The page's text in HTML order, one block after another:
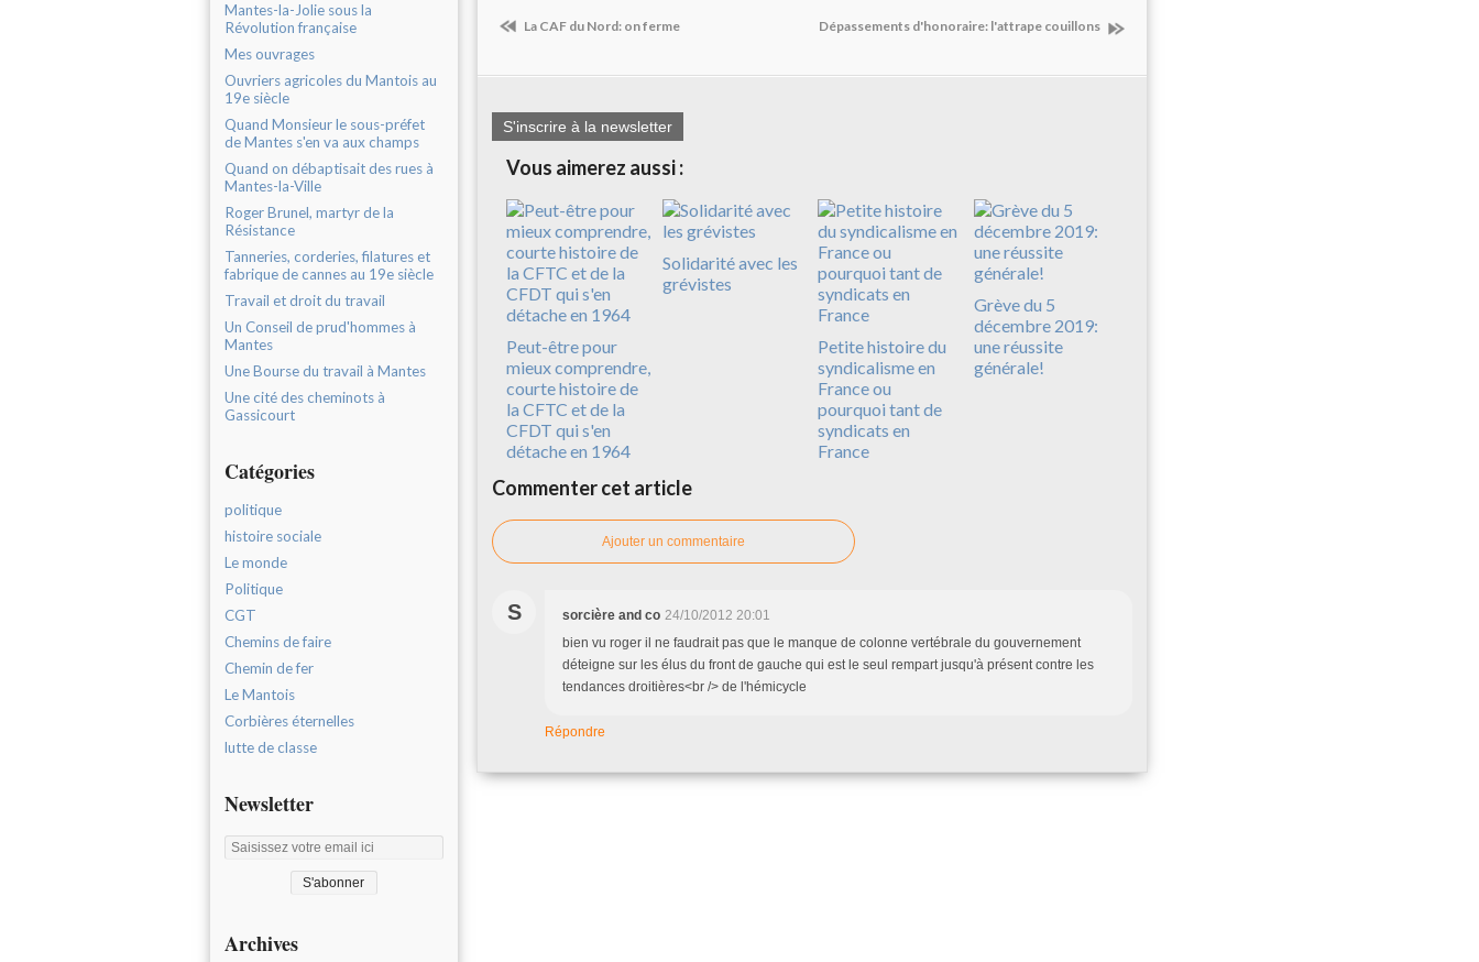
Mantes-la-Jolie sous la
Révolution française
Mes ouvrages
Ouvriers agricoles du Mantois au
19e siècle
Quand Monsieur le sous-préfet
de Mantes s'en va aux champs
Quand on débaptisait des rues à
Mantes-la-Ville
Roger Brunel, martyr de la
Résistance
Tanneries, corderies, filatures et
fabrique de cannes au 19e siècle
Travail et droit du travail
Un Conseil de prud'hommes à
Mantes
Une Bourse du travail à Mantes
Une cité des cheminots à
Gassicourt
Catégories
politique
histoire sociale
Le monde
Politique
CGT
Chemins de faire
Chemin de fer
Le Mantois
Corbières éternelles
lutte de classe
Newsletter
Archives
La CAF du Nord: on ferme Dépassements d'honoraire: l'attrape couillons
S'inscrire à la newsletter
Vous aimerez aussi :
Peut-être pour
mieux comprendre,
courte histoire de
la CFTC et de la
CFDT qui s'en
détache en 1964
Solidarité avec les
grévistes
Petite histoire du
syndicalisme en
France ou
pourquoi tant de
syndicats en
France
Grève du 5
décembre 2019:
une réussite
générale!
Commenter cet article
Ajouter un commentaire
S sorcière and co 24/10/2012 20:01
bien vu roger il ne faudrait pas que le manque de colonne vertébrale du gouvernement
déteigne sur les élus du front de gauche qui est le seul rempart jusqu'à présent contre les
tendances droitières<br /> de l'hémicycle
Répondre